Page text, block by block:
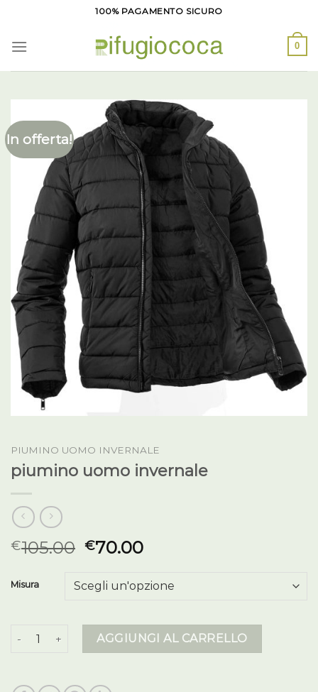
contenuti
100% PAGAMENTO SICURO
0
In offerta!
PIUMINO UOMO INVERNALE
piumino uomo invernale
€105.00 €70.00
Misura
piumino uomo invernale quantità
AGGIUNGI AL CARRELLO